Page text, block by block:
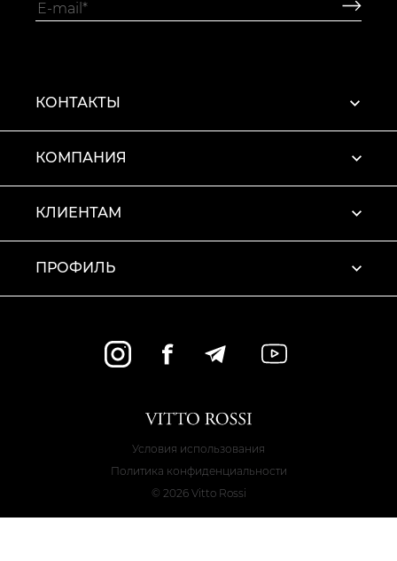
КОНТАКТЫ
КОМПАНИЯ
КЛИЕНТАМ
ПРОФИЛЬ
Условия использования
Политика конфиденциальности
© 2026 Vitto Rossi